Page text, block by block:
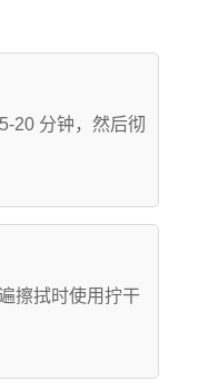
20 分钟，然后彻
擦拭时使用拧干